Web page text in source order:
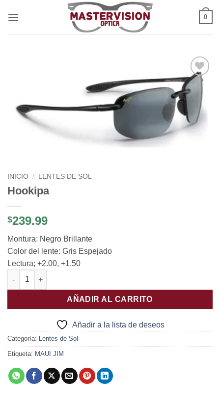
0
Añadir
a la
lista de
deseos
INICIO / LENTES DE SOL
Hookipa
$239.99
Montura: Negro Brillante
Color del lente: Gris Espejado
Lectura; +2.00, +1.50
Hookipa cantidad
AÑADIR AL CARRITO
Añadir a la lista de deseos
Categoría: Lentes de Sol
Etiqueta: MAUI JIM